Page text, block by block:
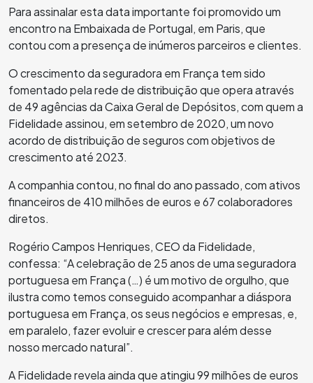
Para assinalar esta data importante foi promovido um
encontro na Embaixada de Portugal, em Paris, que
contou com a presençade inúmeros parceiros e clientes.
O crescimento da seguradora em França tem sido
fomentado pela rede de distribuição que opera através
de 49 agências da Caixa Geral de Depósitos, com quem a
Fidelidade assinou, em setembro de 2020, um novo
acordo de distribuição de seguros com objetivos de
crescimento até 2023.
A companhia contou, no final do ano passado, com ativos
financeiros de 410 milhões de euros e 67 colaboradores
diretos.
Rogério Campos Henriques, CEO da Fidelidade,
confessa: “A celebração de 25 anos de uma seguradora
portuguesa em França (…) é um motivo de orgulho, que
ilustra como temos conseguido acompanhar a diáspora
portuguesa em França, os seus negócios e empresas, e,
em paralelo, fazer evoluir e crescer para além desse
nosso mercado natural”.
A Fidelidade revela ainda que atingiu 99 milhões de euros